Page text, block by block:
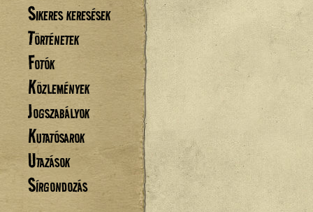
Sikeres keresések
Történetek
Fotók
Közlemények
Jogszabályok
Kutatósarok
Utazások
Sírgondozás